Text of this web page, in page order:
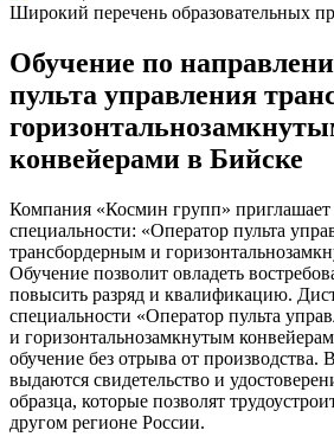
Широкий перечень образовательных
Обучение по
пульта управления
конвейерами в Бийске
Компания «Космин групп» приглашает
специальности: «Оператор пульта
трансбордерным и
Обучение позволит овладеть
повысить разряд и квалификацию.
специальности «Оператор пульта
и горизонтальнозамкнутым
обучение без отрыва от производства.
выдаются свидетельство и
образца, которые позволят
другом регионе России.